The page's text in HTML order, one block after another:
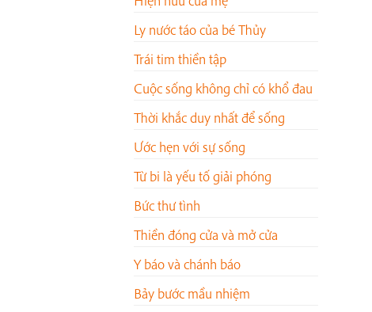
Ly nước táo của bé Thủy
Trái tim thiền tập
Cuộc sống không chỉ có khổ đau
Thời khắc duy nhất để sống
Ước hẹn với sự sống
Từ bi là yếu tố giải phóng
Bức thư tình
Thiền đóng cửa và mở cửa
Y báo và chánh báo
Bảy bước mầu nhiệm